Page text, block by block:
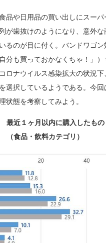
品や日用品の買い出しにスーパ
が歯抜けのようになり、意外な
るのが目に付く。バンドワゴ
分も買っておかなくちゃ！」）
ロナウイルス感染拡大の状況下
選択しているようである。今
状態を考察してみよう。
最近１ヶ月以内に購入したもの
（食品・飲料カテゴリ）